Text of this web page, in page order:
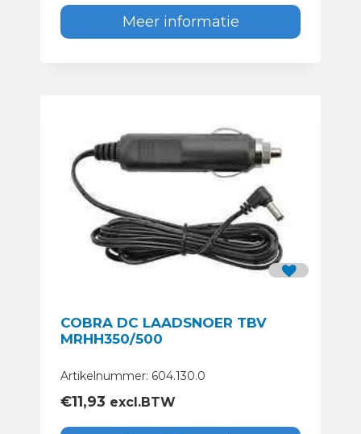
Meer informatie
COBRA DC LAADSNOER TBV
MRHH350/500
Artikelnummer: 604.130.0
€11,93 excl.BTW